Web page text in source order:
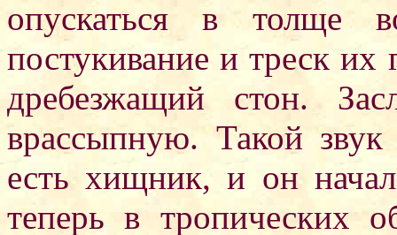
опускаться в толще
постукивание и треск их
дребезжащий стон.
врассыпную. Такой
есть хищник, и он
теперь в тропических